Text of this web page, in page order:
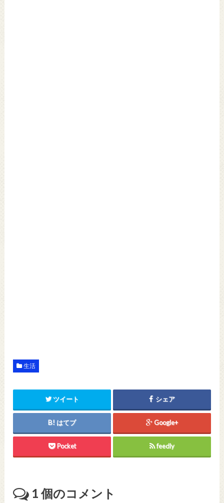
生活
ツイート シェア
はてブ Google+
Pocket feedly
1個のコメント